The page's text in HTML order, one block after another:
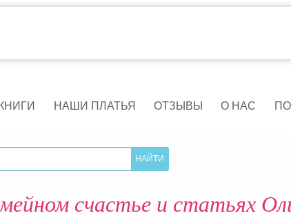
НАШИ ПЛАТЬЯ ОТЗЫВЫ О НАС
счастье и статьях